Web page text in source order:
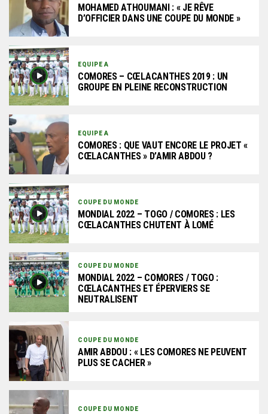
MOHAMED ATHOUMANI : « JE RÊVE
D’OFFICIER DANS UNE COUPE DU MONDE »
EQUIPE A
COMORES – CŒLACANTHES 2019 : UN
GROUPE EN PLEINE RECONSTRUCTION
EQUIPE A
COMORES : QUE VAUT ENCORE LE PROJET «
CŒLACANTHES » D’AMIR ABDOU ?
COUPE DU MONDE
MONDIAL 2022 – TOGO / COMORES : LES
CŒLACANTHES CHUTENT À LOMÉ
COUPE DU MONDE
MONDIAL 2022 – COMORES / TOGO :
CŒLACANTHES ET ÉPERVIERS SE
NEUTRALISENT
COUPE DU MONDE
AMIR ABDOU : « LES COMORES NE PEUVENT
PLUS SE CACHER »
COUPE DU MONDE